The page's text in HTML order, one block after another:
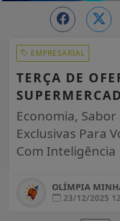
EMPRESARIAL
TERÇA DE
Economia,
Exclusivas Para
Com Inteligência
OLÍMPIA
23/12/2025